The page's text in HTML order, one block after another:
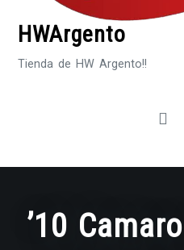
HWArgento
Tienda de HW Argento!!
’10